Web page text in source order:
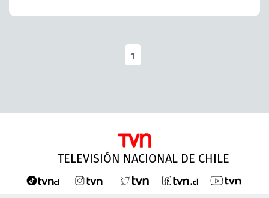
1
TELEVISIÓN NACIONAL DE CHILE